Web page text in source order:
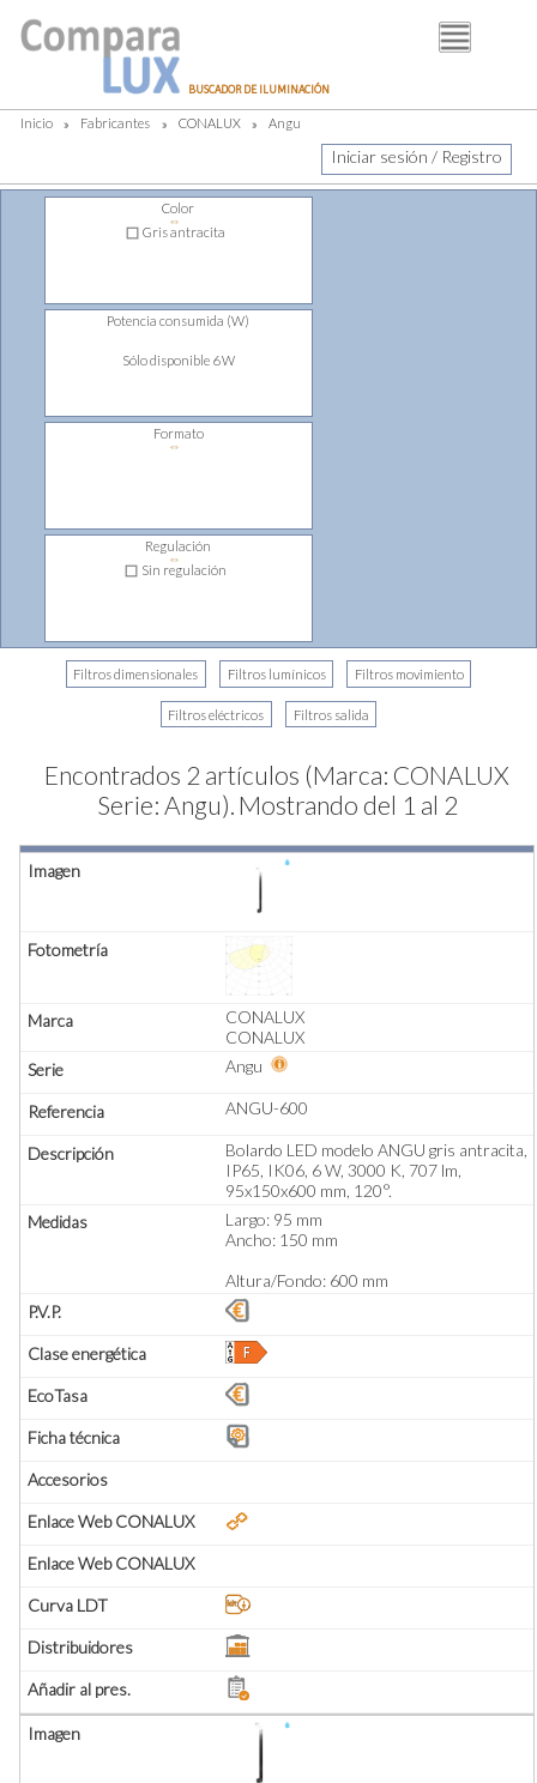
BUSCADOR DE ILUMINACIÓNBUSCADOR
FABRICANTES
DISTRIBUIDORES
PIM
Inicio » Fabricantes » CONALUX » Angu
Iniciar sesión / Registro
Color
⇔
Gris antracita
Potencia consumida (W)
Sólo disponible 6 W
Formato
⇔
Regulación
⇔
Sin regulación
Encontrados 2 artículos (Marca: CONALUX
Serie: Angu). Mostrando del 1 al 2
CONALUX
CONALUX
Angu
ANGU-600
Bolardo LED modelo ANGU gris antracita,
IP65, IK06, 6 W, 3000 K, 707 lm,
95x150x600 mm, 120°.
Largo: 95 mm
Ancho: 150 mm
Altura/Fondo: 600 mm